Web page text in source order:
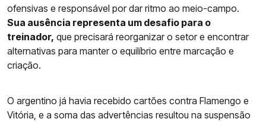
ofensivas e responsável por dar ritmo ao meio-campo.
Sua ausência representa um desafio para o
treinador, que precisará reorganizar o setor e encontrar
alternativas para manter o equilíbrio entre marcação e
criação.
O argentino já havia recebido cartões contra Flamengo e
Vitória, e a soma das advertências resultou na suspensão